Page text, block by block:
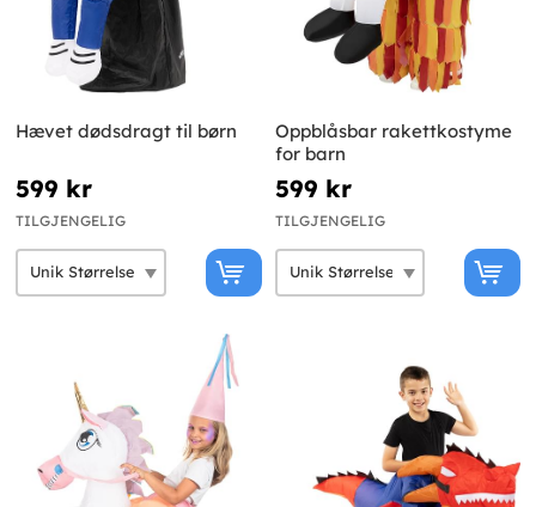
Hævet dødsdragt til børn
599 kr
TILGJENGELIG
Oppblåsbar rakettkostyme
for barn
599 kr
TILGJENGELIG